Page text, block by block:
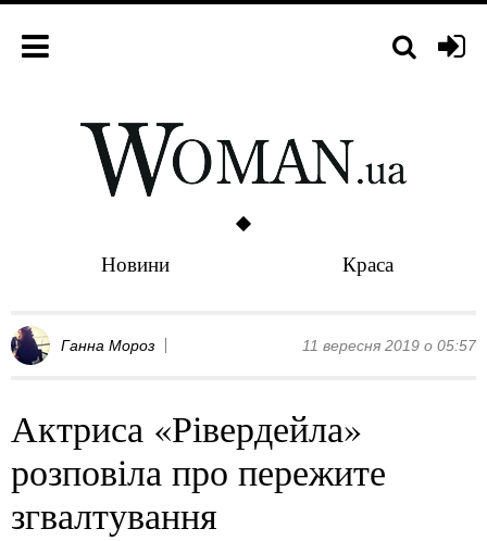
Новини Краса
Ганна Мороз 11 вересня 2019 о 05:57
Актриса «Рівердейла»
розповіла про пережите
згвалтування